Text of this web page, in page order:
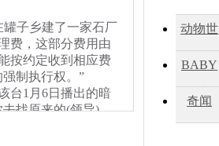
子乡建了一家石厂
费，这部分费用由
按约定收到相应费
的强制执行权。”
台1月6日播出的暗
找原来的(领导)，
动物世
BABY
秀
奇闻